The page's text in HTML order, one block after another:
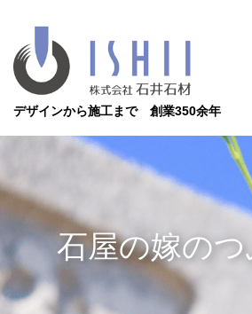
デザインから施工まで 創業350余年
石屋の嫁の